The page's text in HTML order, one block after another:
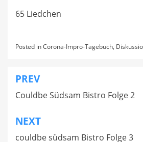
65 Liedchen
Posted inCorona-Impro-Tagebuch,
Beitragsnavigation
PREV
Couldbe Südsam Bistro Folge 2
NEXT
couldbe südsam Bistro Folge 3